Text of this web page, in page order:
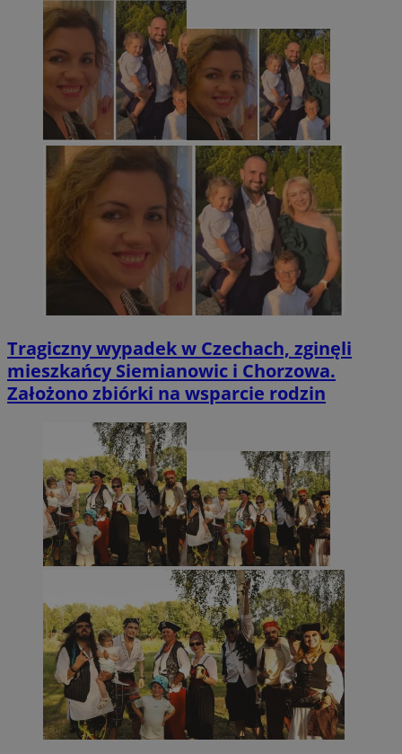
Tragiczny wypadek w Czechach, zginęli
mieszkańcy Siemianowic i Chorzowa.
Założono zbiórki na wsparcie rodzin